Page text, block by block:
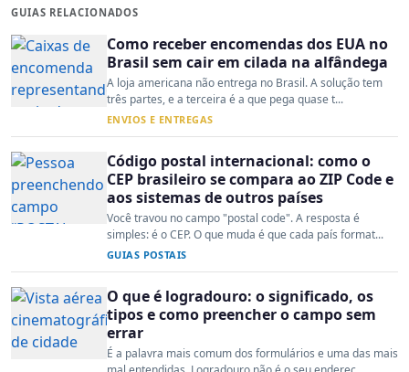
GUIAS RELACIONADOS
Como receber encomendas dos EUA no
Brasil sem cair em cilada na alfândega
A loja americana não entrega no Brasil. A solução tem
três partes, e a terceira é a que pega quase t...
ENVIOS E ENTREGAS
Código postal internacional: como o
CEP brasileiro se compara ao ZIP Code e
aos sistemas de outros países
Você travou no campo "postal code". A resposta é
simples: é o CEP. O que muda é que cada país format...
GUIAS POSTAIS
O que é logradouro: o significado, os
tipos e como preencher o campo sem
errar
É a palavra mais comum dos formulários e uma das mais